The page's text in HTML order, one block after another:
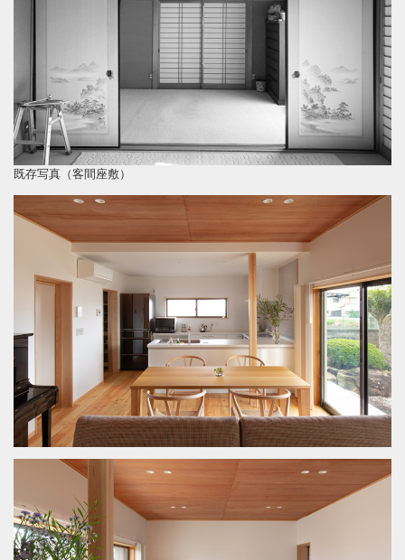
既存写真（客間座敷）